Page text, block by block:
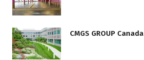
CMGS GROUP Canada